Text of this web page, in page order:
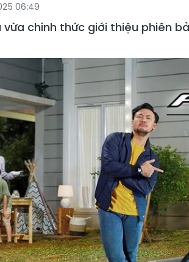
06:49
vừa chính thức giới thiệu phiên